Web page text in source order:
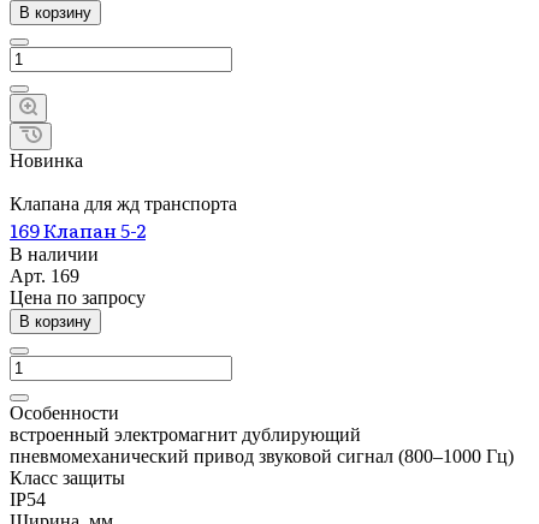
В корзину
Новинка
Клапана для жд транспорта
169 Клапан 5-2
В наличии
Арт. 169
Цена по запросу
В корзину
Особенности
встроенный электромагнит дублирующий
пневмомеханический привод звуковой сигнал (800–1000 Гц)
Класс защиты
IP54